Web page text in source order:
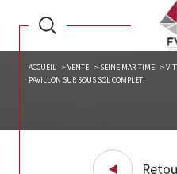
ACCUEIL VENTE SEINE MARITIME
PAVILLON SUR SOUS SOL COMPLET